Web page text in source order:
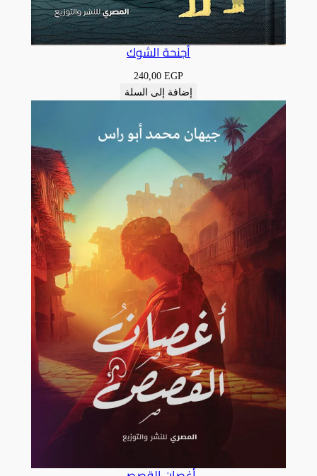
أجنحة الشوك
240,00 EGP
إضافة إلى السلة